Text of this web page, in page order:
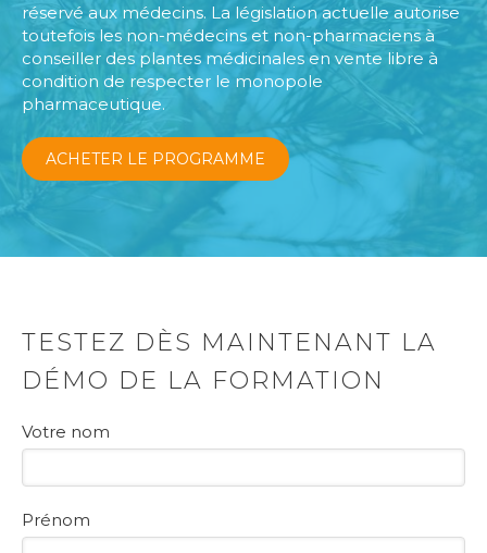
réservé aux médecins. La législation actuelle autorise
toutefois les non-médecins et non-pharmaciens à
conseiller des plantes médicinales en vente libre à
condition de respecter le monopole
pharmaceutique.
ACHETER LE PROGRAMME
TESTEZ DÈS MAINTENANT LA
DÉMO DE LA FORMATION
Votre nom
Prénom